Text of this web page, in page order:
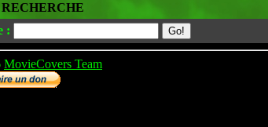
:
MovieCovers Team